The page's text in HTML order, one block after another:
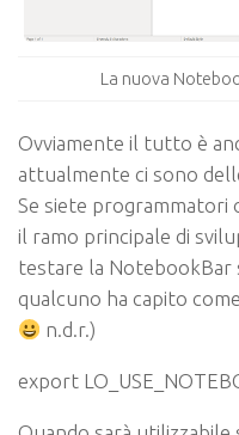
La nuova
Ovviamente il tutto è
attualmente ci sono
Se siete programmatori
il ramo principale di
testare la NotebookBar
qualcuno ha capito
n.d.r.)
export